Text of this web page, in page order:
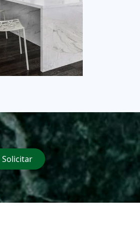
Solicitar